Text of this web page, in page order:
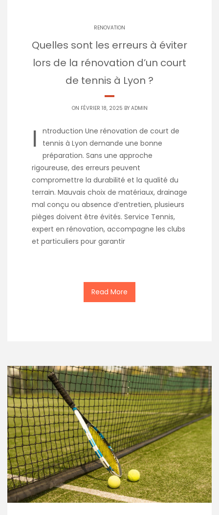
RENOVATION
Quelles sont les erreurs à éviter
lors de la rénovation d’un court
de tennis à Lyon ?
ON FÉVRIER 18, 2025 BY ADMIN
I
ntroduction Une rénovation de court de
tennis à Lyon demande une bonne
préparation. Sans une approche
rigoureuse, des erreurs peuvent
compromettre la durabilité et la qualité du
terrain. Mauvais choix de matériaux, drainage
mal conçu ou absence d’entretien, plusieurs
pièges doivent être évités. Service Tennis,
expert en rénovation, accompagne les clubs
et particuliers pour garantir
Read More